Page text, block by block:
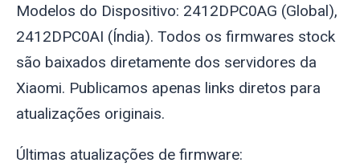
Modelos do Dispositivo: 2412DPC0AG (Global),
2412DPC0AI (Índia). Todos os firmwares stock
são baixados diretamente dos servidores da
Xiaomi. Publicamos apenas links diretos para
atualizações originais.
Últimas atualizações de firmware: